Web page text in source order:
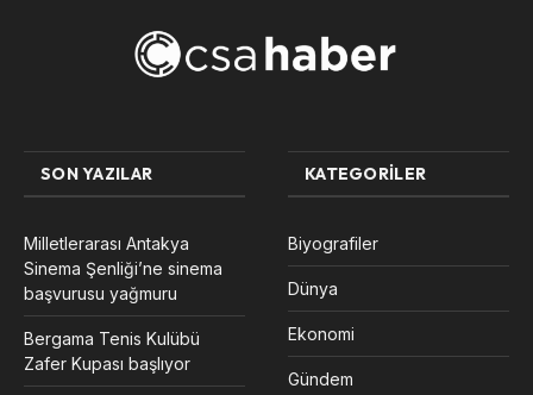
SON YAZILAR
Milletlerarası Antakya
Sinema Şenliği’ne sinema
başvurusu yağmuru
Bergama Tenis Kulübü
Zafer Kupası başlıyor
KATEGORILER
Biyografiler
Dünya
Ekonomi
Gündem